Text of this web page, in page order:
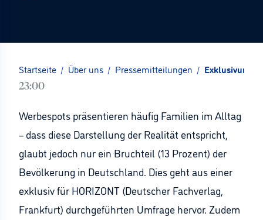
Startseite / Über uns / Pressemitteilungen /
23:00
Werbespots präsentieren häufig Familien im Alltag
– dass diese Darstellung der Realität entspricht,
glaubt jedoch nur ein Bruchteil (13 Prozent) der
Bevölkerung in Deutschland. Dies geht aus einer
exklusiv für HORIZONT (Deutscher Fachverlag,
Frankfurt) durchgeführten Umfrage hervor. Zudem